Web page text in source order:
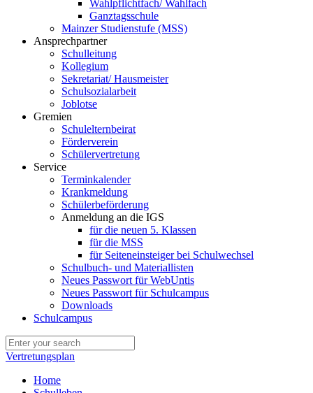
Wahlpflichtfach/ Wahlfach
Ganztagsschule
Mainzer Studienstufe (MSS)
Ansprechpartner
Schulleitung
Kollegium
Sekretariat/ Hausmeister
Schulsozialarbeit
Joblotse
Gremien
Schulelternbeirat
Förderverein
Schülervertretung
Service
Terminkalender
Krankmeldung
Schülerbeförderung
Anmeldung an die IGS
für die neuen 5. Klassen
für die MSS
für Seiteneinsteiger bei Schulwechsel
Schulbuch- und Materiallisten
Neues Passwort für WebUntis
Neues Passwort für Schulcampus
Downloads
Schulcampus
Vertretungsplan
Home